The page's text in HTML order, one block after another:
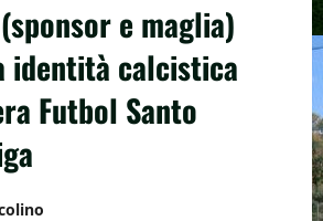
e maglia)
identità calcistica
Futbol Santo